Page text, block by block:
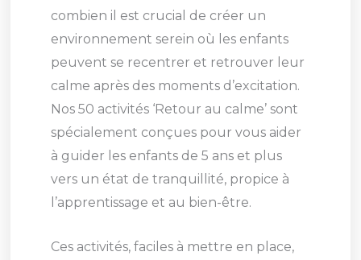
combien il est crucial de créer un
environnement serein où les enfants
peuvent se recentrer et retrouver leur
calme après des moments d’excitation.
Nos 50 activités ‘Retour au calme’ sont
spécialement conçues pour vous aider
à guider les enfants de 5 ans et plus
vers un état de tranquillité, propice à
l’apprentissage et au bien-être.
Ces activités, faciles à mettre en place,